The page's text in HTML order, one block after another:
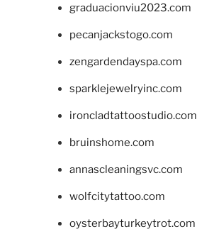
graduacionviu2023.com
pecanjackstogo.com
zengardendayspa.com
sparklejewelryinc.com
ironcladtattoostudio.com
bruinshome.com
annascleaningsvc.com
wolfcitytattoo.com
oysterbayturkeytrot.com